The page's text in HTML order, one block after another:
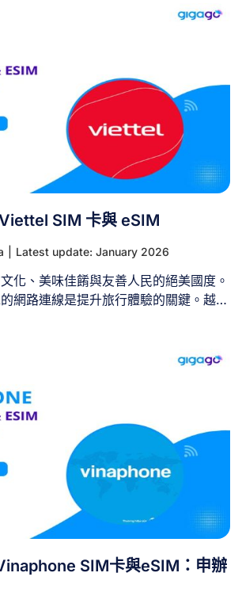
與速度表現- 旅客最佳連線方案推薦-
卡與eSIM購買地點- 越南境內SIM
教學 I. MobiFone 概覽 – 您需要了解的
南最大的國營行動網路營運商，自
以下是關於 MobiFone 的關鍵資訊： II.
SIM 卡與 eSIM
Latest update: January 2026
化、美味佳餚與友善人民的絕美國度。
網路連線是提升旅行體驗的關鍵。越南
佳網路方案，助您在越南旅程中保持連
– 您需要了解的重點 Viettel 是越南領
立於 1989 年。以下為該公司關鍵資
團（Viettel）在越南的覆蓋範圍 Viettel
其穩健的網路覆蓋，幾乎遍及全國每個角
最多的行動網路營運商，Viettel營運著
基礎設施，覆蓋率超過99%的人口。
SIM卡與eSIM：申辦